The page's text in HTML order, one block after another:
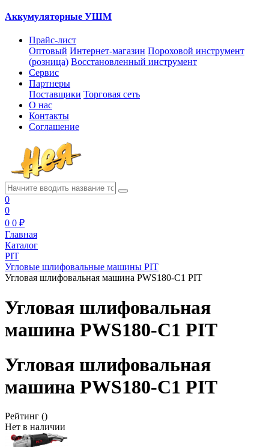
Аккумуляторные УШМ
Прайс-лист
Оптовый Интернет-магазин Пороховой инструмент
(розница) Восстановленный инструмент
Сервис
Партнеры
Поставщики Торговая сеть
О нас
Контакты
Соглашение
0
0
0 0 ₽
Главная
Каталог
PIT
Угловые шлифовальные машины PIT
Угловая шлифовальная машина PWS180-C1 PIT
Угловая шлифовальная
машина PWS180-C1 PIT
Угловая шлифовальная
машина PWS180-C1 PIT
Рейтинг ()
Нет в наличии